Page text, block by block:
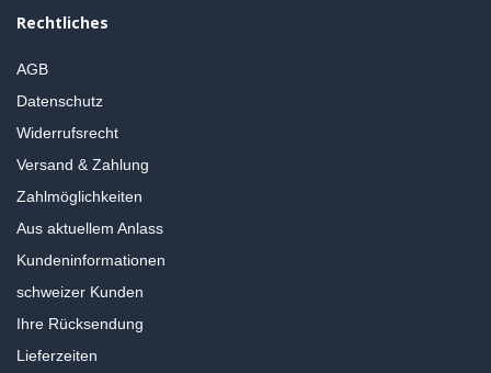
Rechtliches
AGB
Datenschutz
Widerrufsrecht
Versand & Zahlung
Zahlmöglichkeiten
Aus aktuellem Anlass
Kundeninformationen
schweizer Kunden
Ihre Rücksendung
Lieferzeiten